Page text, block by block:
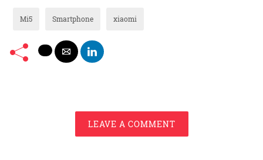
Mi5 Smartphone xiaomi
LEAVE A COMMENT